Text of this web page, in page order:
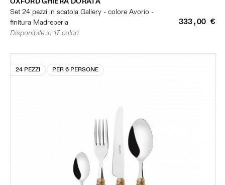
Set 24 pezzi in scatola Gallery - colore Avorio -
finitura Madreperla
333,00 €
Disponibile in 17 colori
24 PEZZI PER 6 PERSONE